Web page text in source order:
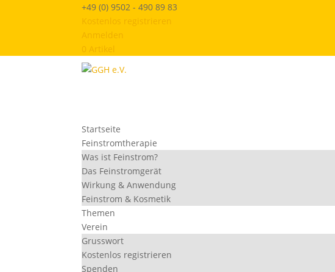
+49 (0) 9502 - 490 89 83
Kostenlos registrieren
Anmelden
0 Artikel
Startseite
Feinstromtherapie
Was ist Feinstrom?
Das Feinstromgerät
Wirkung & Anwendung
Feinstrom & Kosmetik
Themen
Verein
Grusswort
Kostenlos registrieren
Spenden